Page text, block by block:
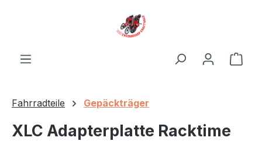
Fahrradteile Gepäckträger
XLC Adapterplatte Racktime